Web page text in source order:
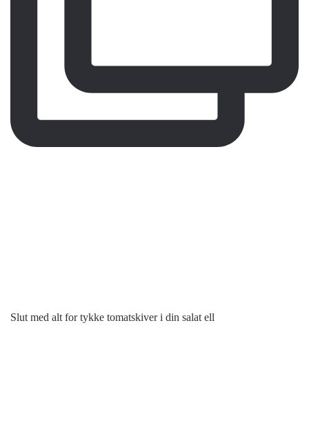
Slut med alt for tykke tomatskiver i din salat ell